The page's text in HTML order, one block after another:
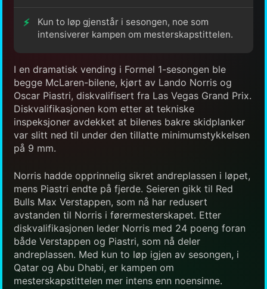
Kun to løp gjenstår i sesongen, noe som
intensiverer kampen om mesterskapstittelen.
I en dramatisk vending i Formel 1-sesongen ble
begge McLaren-bilene, kjørt av Lando Norris og
Oscar Piastri, diskvalifisert fra Las Vegas Grand Prix.
Diskvalifikasjonen kom etter at tekniske
inspeksjoner avdekket at bilenes bakre skidplanker
var slitt ned til under den tillatte minimumstykkelsen
på 9 mm.
Norris hadde opprinnelig sikret andreplassen i løpet,
mens Piastri endte på fjerde. Seieren gikk til Red
Bulls Max Verstappen, som nå har redusert
avstanden til Norris i førermesterskapet. Etter
diskvalifikasjonen leder Norris med 24 poeng foran
både Verstappen og Piastri, som nå deler
andreplassen. Med kun to løp igjen av sesongen, i
Qatar og Abu Dhabi, er kampen om
mesterskapstittelen mer intens enn noensinne.